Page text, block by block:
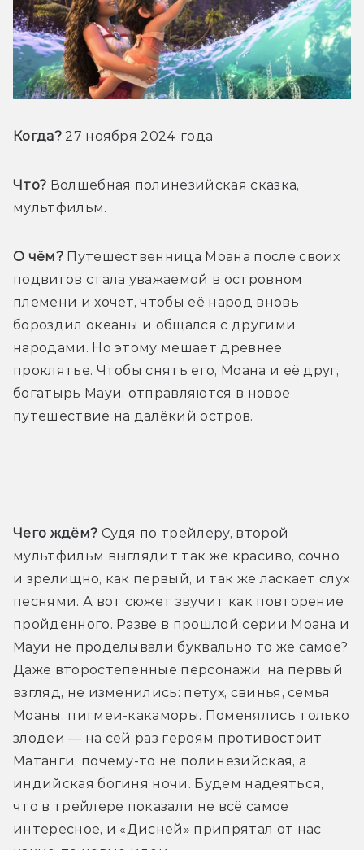
Когда? 27 ноября 2024 года
Что? Волшебная полинезийская сказка,
мультфильм.
О чём? Путешественница Моана после своих
подвигов стала уважаемой в островном
племени и хочет, чтобы её народ вновь
бороздил океаны и общался с другими
народами. Но этому мешает древнее
проклятье. Чтобы снять его, Моана и её друг,
богатырь Мауи, отправляются в новое
путешествие на далёкий остров.
Чего ждём? Судя по трейлеру, второй
мультфильм выглядит так же красиво, сочно
и зрелищно, как первый, и так же ласкает слух
песнями. А вот сюжет звучит как повторение
пройденного. Разве в прошлой серии Моана и
Мауи не проделывали буквально то же самое?
Даже второстепенные персонажи, на первый
взгляд, не изменились: петух, свинья, семья
Моаны, пигмеи-какаморы. Поменялись только
злодеи — на сей раз героям противостоит
Матанги, почему-то не полинезийская, а
индийская богиня ночи. Будем надеяться,
что в трейлере показали не всё самое
интересное, и «Дисней» припрятал от нас